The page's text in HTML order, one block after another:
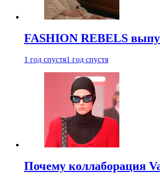
FASHION REBELS
1 год спустя1 год спустя
Почему коллаборация